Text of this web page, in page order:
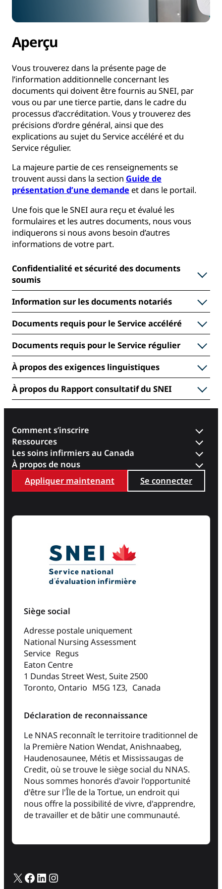
Aperçu
Vous trouverez dans la présente page de
l’information additionnelle concernant les
documents qui doivent être fournis au SNEI, par
vous ou par une tierce partie, dans le cadre du
processus d’accréditation. Vous y trouverez des
précisions d’ordre général, ainsi que des
explications au sujet du Service accéléré et du
Service régulier.
La majeure partie de ces renseignements se
trouvent aussi dans la section Guide de
présentation d’une demande et dans le portail.
Une fois que le SNEI aura reçu et évalué les
formulaires et les autres documents, nous vous
indiquerons si nous avons besoin d’autres
informations de votre part.
Confidentialité et sécurité des documents
soumis
Information sur les documents notariés
Documents requis pour le Service accéléré
Documents requis pour le Service régulier
À propos des exigences linguistiques
À propos du Rapport consultatif du SNEI
Comment s’inscrire
Ressources
Les soins infirmiers au Canada
À propos de nous
Appliquer maintenant
Se connecter
Siège social
Adresse postale uniquement
National Nursing Assessment
Service Regus
Eaton Centre
1 Dundas Street West, Suite 2500
Toronto, Ontario M5G 1Z3, Canada
Déclaration de reconnaissance
Le NNAS reconnaît le territoire traditionnel de
la Première Nation Wendat, Anishnaabeg,
Haudenosaunee, Métis et Mississaugas de
Credit, où se trouve le siège social du NNAS.
Nous sommes honorés d'avoir l'opportunité
d'être sur l'Île de la Tortue, un endroit qui
nous offre la possibilité de vivre, d'apprendre,
de travailler et de bâtir une communauté.
X Facebook LinkedIn Instagram